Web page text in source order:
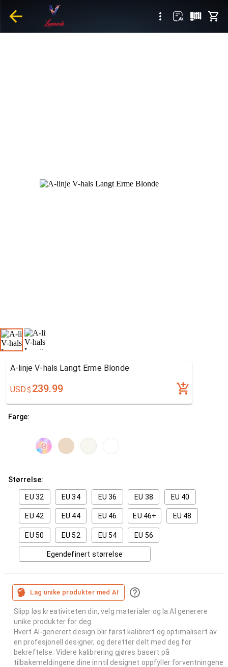
A-linje V-hals Langt Erme Blonde
USD$ 239.99
Farge:
Størrelse:
EU 32 EU 34 EU 36 EU 38 EU 40
EU 42 EU 44 EU 46 EU 46+ EU 48
EU 50 EU 52 EU 54 EU 56
Egendefinert størrelse
Lag unike produkter med AI
Slipp løs kreativiteten din, velg materialer og la AI generere
unike produkter for deg.
Hvert AI-generert design blir først kalibrert og optimalisert av
en profesjonell designer, og deretter delt med deg for
bekreftelse. Videre kalibrering gjøres basert på
tilbakemeldingene dine inntil designet oppfyller forventningene